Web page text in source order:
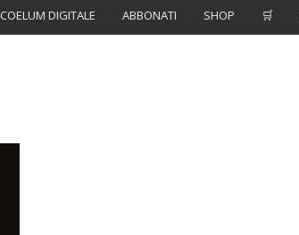
COELUM DIGITALE ABBONATI SHOP 🛒